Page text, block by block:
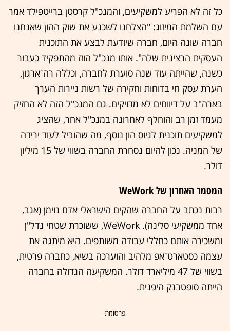
כל זה לא הפריע למשקיעים, והמנכ"ל קרסטן ברייטפילד אמר
עם השלמת המיזוג: "הצלחנו לשכנע את שוק ההון שאנחנו
חברה שונה היום, חברה שיודעת לבצע את התוכנית
העסקית הרצינית שלה". אותו מנכ"ל הוזז מהתפקיד כעבור
כשנה, שהייתה עוד שנה סוערת לחברה, וכללה רה־ארגון,
הערת עסק חי בדוחות וחקירה של רשות ניירות הערך
בארה"ב על דיווחים לא מדויקים. גם המנכ"ל הזה לא החזיק
מעמד זמן רב והוחלף לאחרונה במנכ"ל אחר, שהציג
למשקיעים תוכנית לגיוס הון נוסף, מה שהוביל לעוד ירידה
של המניה. נכון להיום נסחרת החברה בשווי של 15 מי
ליון
דולר.
המסמר האחרון של WeWork
רבות נכתב על החברה שהקים הישראלי אדם נוימן (אגב,
אחד ממשקיעי סלינה). WeWork, ששוכרת שטחי נדל"ן
ומשכירה אותם כחללי עבודה משותפים. היא מיתגה את
עצמה כסטארט־אפ מלהיב והוערכה בשיא, כחברה פרטית,
בשווי של 47 מיליארד דולר. המשקיעה הגדולה בחברה
הייתה סופטבנק היפנית.
- פרסומת -